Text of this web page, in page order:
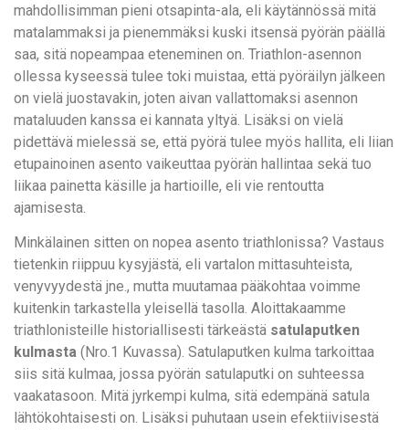
mahdollisimman pieni otsapinta-ala, eli käytännössä mitä
matalammaksi ja pienemmäksi kuski itsensä pyörän päällä
saa, sitä nopeampaa eteneminen on. Triathlon-asennon
ollessa kyseessä tulee toki muistaa, että pyöräilyn jälkeen
on vielä juostavakin, joten aivan vallattomaksi asennon
mataluuden kanssa ei kannata yltyä. Lisäksi on vielä
pidettävä mielessä se, että pyörä tulee myös hallita, eli liian
etupainoinen asento vaikeuttaa pyörän hallintaa sekä tuo
liikaa painetta käsille ja hartioille, eli vie rentoutta
ajamisesta.
Minkälainen sitten on nopea asento triathlonissa? Vastaus
tietenkin riippuu kysyjästä, eli vartalon mittasuhteista,
venyvyydestä jne., mutta muutamaa pääkohtaa voimme
kuitenkin tarkastella yleisellä tasolla. Aloittakaamme
triathlonisteille historiallisesti tärkeästä satulaputken
kulmasta (Nro.1 Kuvassa). Satulaputken kulma tarkoittaa
siis sitä kulmaa, jossa pyörän satulaputki on suhteessa
vaakatasoon. Mitä jyrkempi kulma, sitä edempänä satula
lähtökohtaisesti on. Lisäksi puhutaan usein efektiivisestä